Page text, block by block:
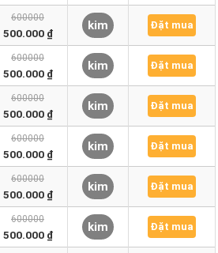
600000
500.000 ₫
kim Đặt mua
600000
500.000 ₫
kim Đặt mua
600000
500.000 ₫
kim Đặt mua
600000
500.000 ₫
kim Đặt mua
600000
500.000 ₫
kim Đặt mua
600000
500.000 ₫
kim Đặt mua